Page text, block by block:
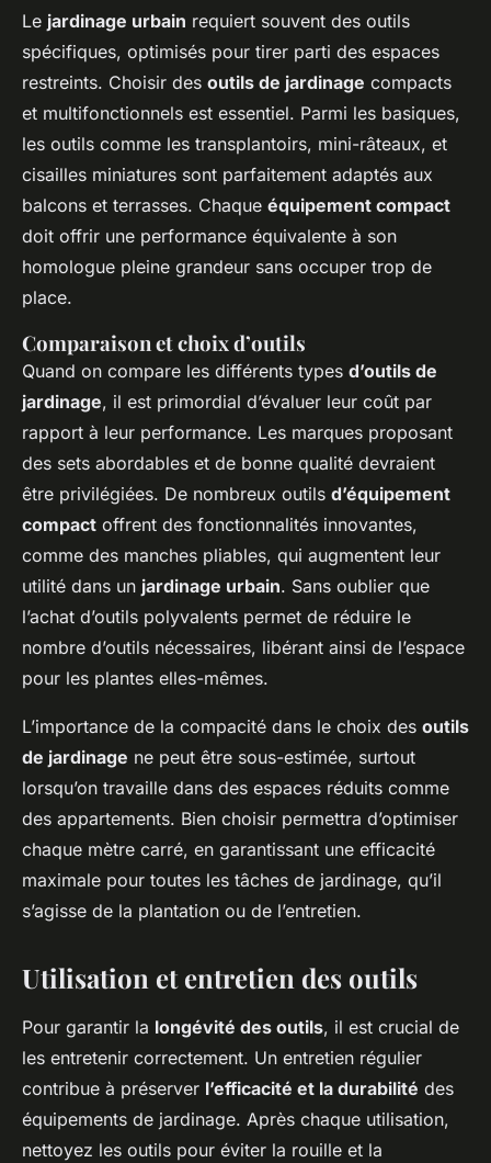
Le jardinage urbain requiert souvent des outils
spécifiques, optimisés pour tirer parti des espaces
restreints. Choisir des outils de jardinage compacts
et multifonctionnels est essentiel. Parmi les basiques,
les outils comme les transplantoirs, mini-râteaux, et
cisailles miniatures sont parfaitement adaptés aux
balcons et terrasses. Chaque équipement compact
doit offrir une performance équivalente à son
homologue pleine grandeur sans occuper trop de
place.
Comparaison et choix d’outils
Quand on compare les différents types d’outils de
jardinage, il est primordial d’évaluer leur coût par
rapport à leur performance. Les marques proposant
des sets abordables et de bonne qualité devraient
être privilégiées. De nombreux outils d’équipement
compact offrent des fonctionnalités innovantes,
comme des manches pliables, qui augmentent leur
utilité dans un jardinage urbain. Sans oublier que
l’achat d’outils polyvalents permet de réduire le
nombre d’outils nécessaires, libérant ainsi de l’espace
pour les plantes elles-mêmes.
L’importance de la compacité dans le choix des outils
de jardinage ne peut être sous-estimée, surtout
lorsqu’on travaille dans des espaces réduits comme
des appartements. Bien choisir permettra d’optimiser
chaque mètre carré, en garantissant une efficacité
maximale pour toutes les tâches de jardinage, qu’il
s’agisse de la plantation ou de l’entretien.
Utilisation et entretien des outils
Pour garantir la longévité des outils, il est crucial de
les entretenir correctement. Un entretien régulier
contribue à préserver l’efficacité et la durabilité des
équipements de jardinage. Après chaque utilisation,
nettoyez les outils pour éviter la rouille et la